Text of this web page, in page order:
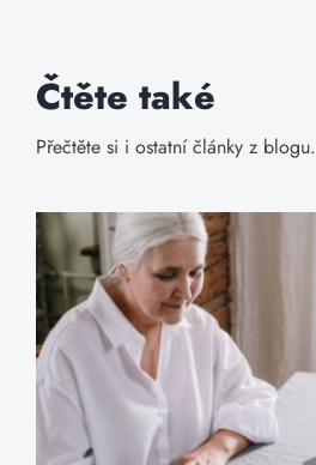
Čtěte také
Přečtěte si i ostatní články z blogu.